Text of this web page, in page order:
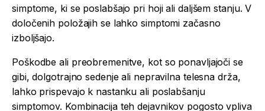
simptome, ki se poslabšajo pri hoji ali daljšem stanju. V
določenih položajih se lahko simptomi začasno
izboljšajo.
Poškodbe ali preobremenitve, kot so ponavljajoči se
gibi, dolgotrajno sedenje ali nepravilna telesna drža,
lahko prispevajo k nastanku ali poslabšanju
simptomov. Kombinacija teh dejavnikov pogosto vpliva